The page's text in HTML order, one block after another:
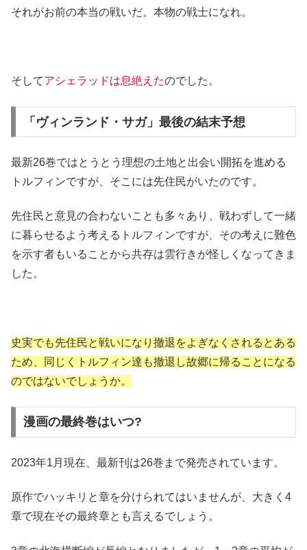
それがお前の本当の戦いだ。本物の戦士になれ。
そしてアシェラッドは息絶えたのでした。
「ヴィンランド・サガ」最後の結末予想
最新26巻ではとうとう理想の土地と出会い開拓を進める
トルフィンですが、そこには先住民がいたのです。
先住民と意見の合わないことも多々あり、戦わずして一緒
に暮らせるよう考えるトルフィンですが、その考えに難色
を示す者もいることから共存は雲行きが怪しくなってきま
した。
史実でも先住民と戦いになり撤退をよぎなくされるとある
ため、同じくトルフィン達も撤退し故郷に帰ることになる
のではないでしょうか。
漫画の最終巻はいつ?
2023年1月現在、最新刊は26巻まで発売されています。
原作でハッキリと章を分けられてはいませんが、大きく4
章で現在その最終章とも言えるでしょう。